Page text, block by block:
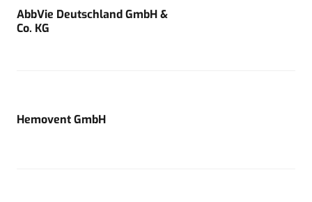
AbbVie Deutschland GmbH &
Co. KG
Hemovent GmbH